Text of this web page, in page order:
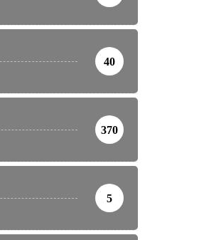
40
370
5